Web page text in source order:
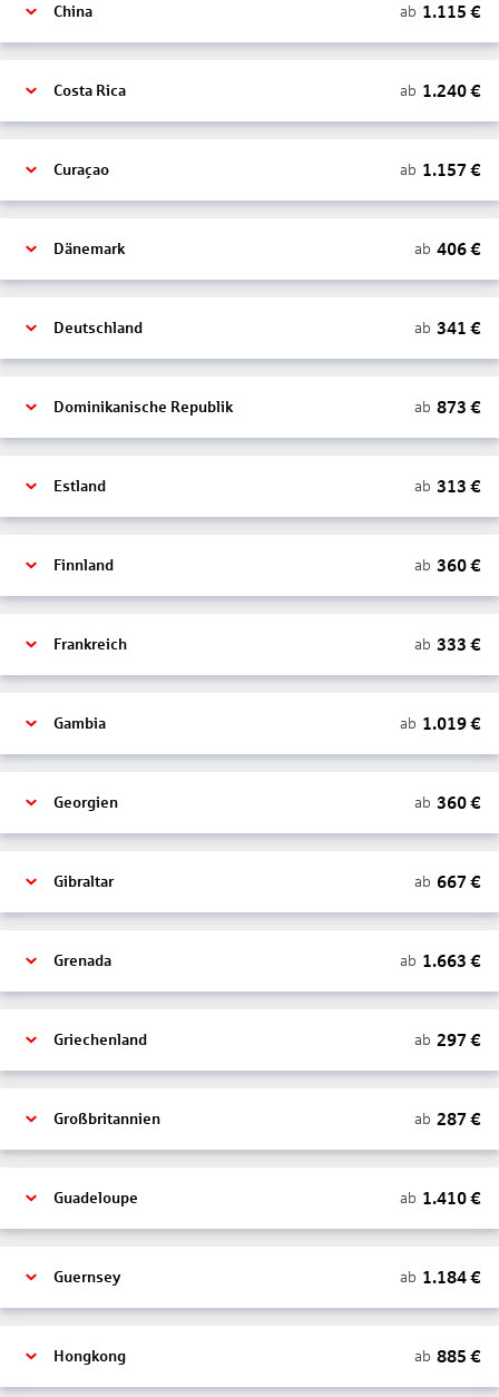
China ab 1.115 €
Costa Rica ab 1.240€
Curaçao ab 1.157 €
Dänemark ab 406€
Deutschland ab 341 €
Dominikanische Republik ab 873 €
Estland ab 313 €
Finnland ab 360€
Frankreich ab 333 €
Gambia ab 1.019€
Georgien ab 360€
Gibraltar ab 667 €
Grenada ab 1.663 €
Griechenland ab 297 €
Großbritannien ab 287 €
Guadeloupe ab 1.410€
Guernsey ab 1.184€
Hongkong ab 885 €